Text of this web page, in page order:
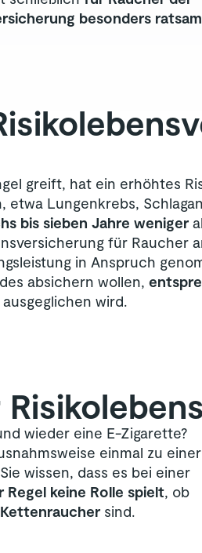
besonders ratsam
greift, hat ein erhöhtes
etwa Lungenkrebs,
bis sieben Jahre weniger
für Raucher
in Anspruch
absichern wollen,
wird.
wieder eine E-Zigarette?
einmal zu einer
wissen, dass es bei einer
Regel keine Rolle spielt, ob
sind.